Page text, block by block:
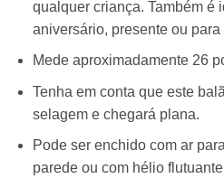
qualquer criança. Também é
aniversário, presente ou
Mede aproximadamente 26
Tenha em conta que este
selagem e chegará plana.
Pode ser enchido com ar
parede ou com hélio